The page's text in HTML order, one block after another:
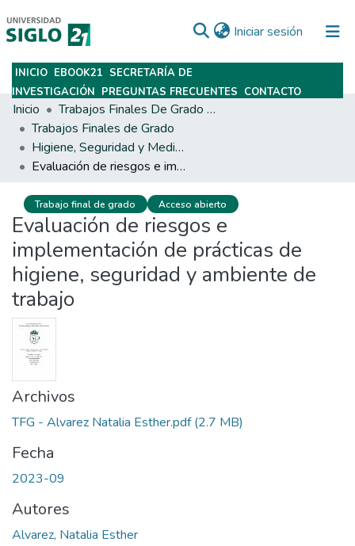
Iniciar sesión (current)
Subir
INICIO EBOOK21 SECRETARÍA DE
INVESTIGACIÓN PREGUNTAS FRECUENTES CONTACTO
Inicio
Trabajos Finales De Grado Y Posgrado
Trabajos Finales de Grado
Higiene, Seguridad y Medio Ambiente del Trabajo
Evaluación de riesgos e implementación de prácticas de higiene, seguridad y ambiente de trabajo
Trabajo final de grado Acceso abierto
Evaluación de riesgos e
implementación de prácticas de
higiene, seguridad y ambiente de
trabajo
Archivos
TFG - Alvarez Natalia Esther.pdf(2.7 MB)
Fecha
2023-09
Autores
Alvarez, Natalia Esther